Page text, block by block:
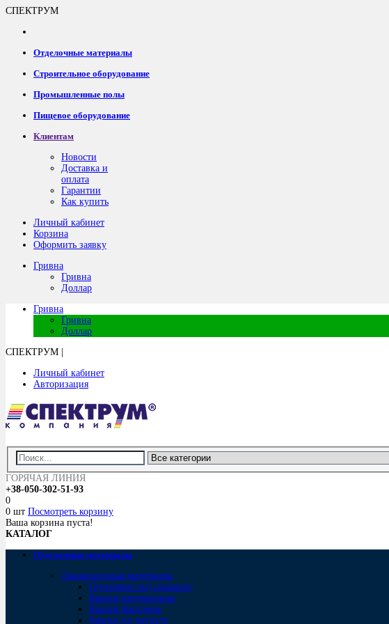
СПЕКТРУМ
Отделочные материалы
Строительное оборудование
Промышленные полы
Пищевое оборудование
Клиентам
Новости
Доставка и
оплата
Гарантии
Как купить
Личный кабинет
Корзина
Оформить заявку
Гривна
Гривна
Доллар
Гривна
Гривна
Доллар
СПЕКТРУМ
Личный кабинет
Авторизация
ГОРЯЧАЯ ЛИНИЯ
+38-050-302-51-93
0
0 шт Посмотреть корзину
Ваша корзина пуста!
КАТАЛОГ
Отделочные материалы
Лакокрасочные материалы
Грунтовки под покраску
Краски интерьерные
Краски фасадные
Краски по металлу